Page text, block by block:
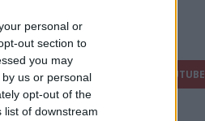
personal or
out section to
you may
us or personal
opt-out of the
list of downstream
Segui Diario Sportivo:
FACEBOOK YOUTUBE